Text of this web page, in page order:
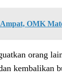
OMK
orang
kembalikan